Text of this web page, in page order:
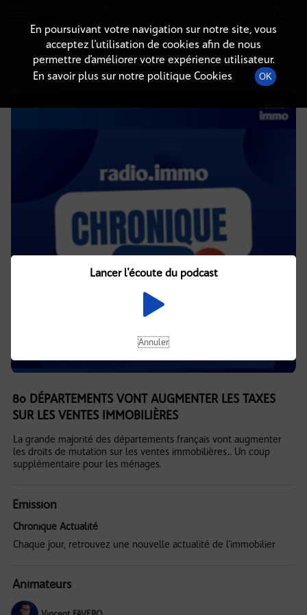
DÉTAILS DE L'ÉPISODE
15 avril 2025à 4h02, durée : 2 minutes
80 DÉPARTEMENTS VONT AUGMENTER LES TAXES
SUR LES VENTES IMMOBILIÈRES
La grande majorité des départements français vont augmenter
les droits de mutation sur les ventes immobilières… Un coup
supplémentaire pour les ménages.
Emission
Chronique Actualité
Chaque jour, retrouvez une nouvelle actualité de l'immobilier
Animateurs
En poursuivant votre navigation sur notre site, vous
acceptez l’utilisation de cookies afin de nous
permettre d’améliorer votre expérience utilisateur.
En savoir plus sur notre politique Cookies
OK
Lancer l'écoute du podcast
Annuler